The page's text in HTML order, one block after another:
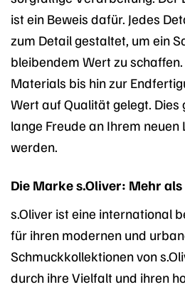
ist ein Beweis dafür. Jedes
zum Detail gestaltet, um ein
bleibendem Wert zu
Materials bis hin zur
Wert auf Qualität gelegt.
lange Freude an Ihrem
werden.
Die Marke s.Oliver: Mehr
s.Oliver ist eine international
für ihren modernen und
Schmuckkollektionen von
durch ihre Vielfalt und ihren